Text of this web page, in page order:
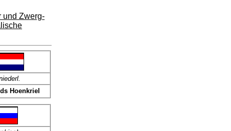
und Zwerg-
Hoenkriel